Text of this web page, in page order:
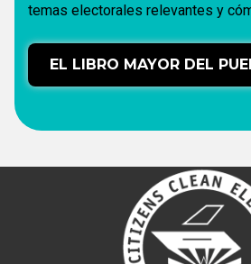
temas electorales relevantes y
EL LIBRO MAYOR DEL